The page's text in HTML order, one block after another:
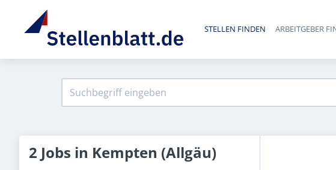
STELLEN FINDEN ARBEITGEBER
2 Jobs in Kempten (Allgäu)